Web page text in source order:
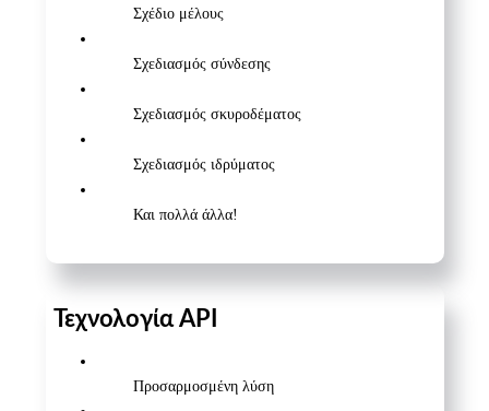
Σχέδιο μέλους
Σχεδιασμός σύνδεσης
Σχεδιασμός σκυροδέματος
Σχεδιασμός ιδρύματος
Και πολλά άλλα!
Τεχνολογία API
Προσαρμοσμένη λύση